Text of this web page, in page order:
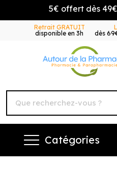
5€ offert dès 49€
Retrait GRATUIT
disponible en 3h
dès
Catégories